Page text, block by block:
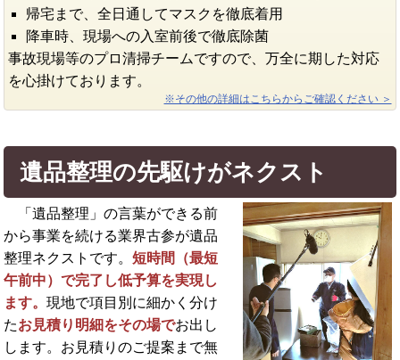
帰宅まで、全日通してマスクを徹底着用
降車時、現場への入室前後で徹底除菌
事故現場等のプロ清掃チームですので、万全に期した対応
を心掛けております。
※その他の詳細はこちらからご確認ください ＞
遺品整理の先駆けがネクスト
「遺品整理」の言葉ができる前
から事業を続ける業界古参が遺品
整理ネクストです。短時間（最短
午前中）で完了し低予算を実現し
ます。現地で項目別に細かく分け
たお見積り明細をその場でお出し
します。お見積りのご提案まで無